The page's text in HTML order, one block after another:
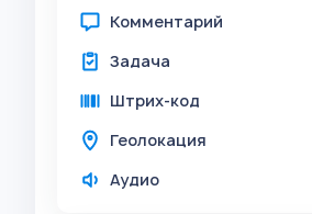
Комментарий
Задача
Штрих-код
Геолокация
Аудио